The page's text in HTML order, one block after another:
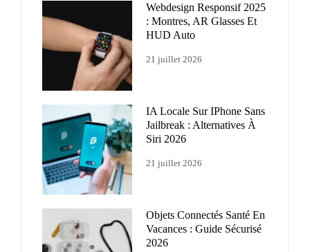
Webdesign Responsif 2025
: Montres, AR Glasses Et
HUD Auto
21 juillet 2026
IA Locale Sur IPhone Sans
Jailbreak : Alternatives À
Siri 2026
21 juillet 2026
Objets Connectés Santé En
Vacances : Guide Sécurisé
2026